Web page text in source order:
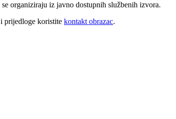
organiziraju iz javno dostupnih službenih izvora.
prijedloge koristite kontakt obrazac.